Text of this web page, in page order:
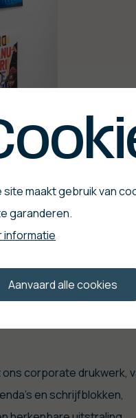
corporate drukwerk,
en schrijfblokken,
site maakt gebruik van
garanderen.
informatie
Aanvaard alle cookies